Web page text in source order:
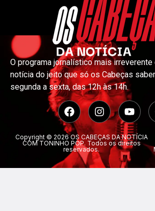
O programa jornalístico mais irreverente
notícia do jeito que só os Cabeças
segunda a sexta, das 12h às 14h.
Copyright © 2026 OS CABEÇAS DA NOTÍCIA
COM TONINHO POP. Todos os direitos
reservados.